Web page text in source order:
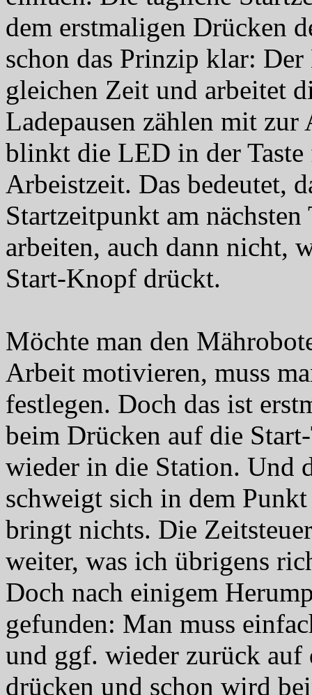
dem erstmaligen Drücken
schon das Prinzip klar:
gleichen Zeit und arbeitet
Ladepausen zählen mit
blinkt die LED in der
Arbeistzeit. Das bedeutet,
Startzeitpunkt am
arbeiten, auch dann nicht,
Start-Knopf drückt.
Möchte man den
Arbeit motivieren, muss
festlegen. Doch das ist
beim Drücken auf die
wieder in die Station. Und
schweigt sich in dem
bringt nichts. Die
weiter, was ich übrigens
Doch nach einigem
gefunden: Man muss
und ggf. wieder zurück
drücken und schon wird